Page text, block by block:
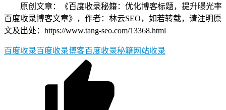
原创文章：《百度收录秘籍：优化博客标题，提升曝光率
百度收录博客文章》，作者：林云SEO，如若转载，请注明原
文及出处：https://www.tang-seo.com/13368.html
百度收录百度收录博客百度收录秘籍 网站收录